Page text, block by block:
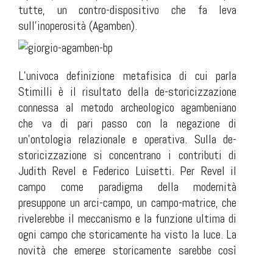
tutte, un contro-dispositivo che fa leva
sull’inoperosità (Agamben).
L’univoca definizione metafisica di cui parla
Stimilli è il risultato della de-storicizzazione
connessa al metodo archeologico agambeniano
che va di pari passo con la negazione di
un’ontologia relazionale e operativa. Sulla de-
storicizzazione si concentrano i contributi di
Judith Revel e Federico Luisetti. Per Revel il
campo come paradigma della modernità
presuppone un arci-campo, un campo-matrice, che
rivelerebbe il meccanismo e la funzione ultima di
ogni campo che storicamente ha visto la luce. La
novità che emerge storicamente sarebbe così